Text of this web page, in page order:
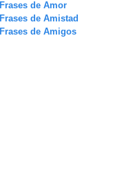
Frases de Amor
Frases de Amistad
Frases de Amigos